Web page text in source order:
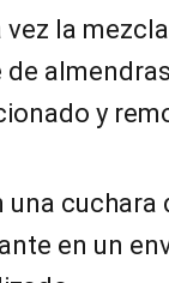
vez la
de
y
una
en un